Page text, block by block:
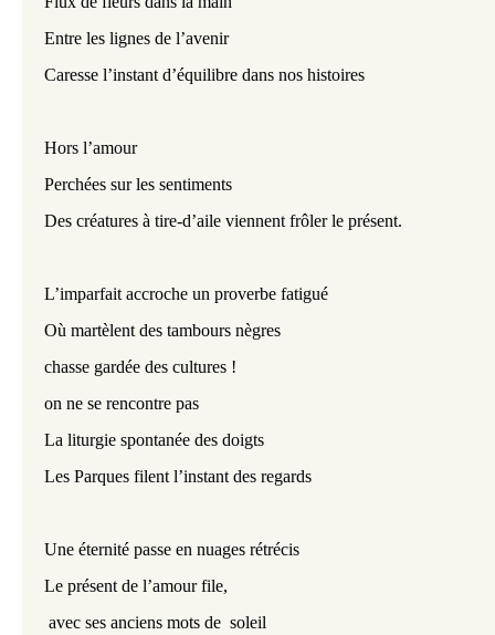
Entre les lignes de l’avenir
Caresse l’instant d’équilibre dans nos histoires
Hors l’amour
Perchées sur les sentiments
Des créatures à tire-d’aile viennent frôler le présent.
L’imparfait accroche un proverbe fatigué
Où martèlent des tambours nègres
chasse gardée des cultures !
on ne se rencontre pas
La liturgie spontanée des doigts
Les Parques filent l’instant des regards
Une éternité passe en nuages rétrécis
Le présent de l’amour file,
avec ses anciens mots de  soleil